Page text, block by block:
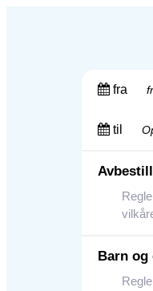
fra
til
Barn og